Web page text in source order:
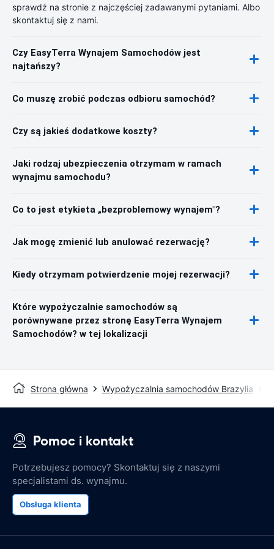
sprawdź na stronie z najczęściej zadawanymi pytaniami. Albo
skontaktuj się z nami.
Czy EasyTerra Wynajem Samochodów jest
najtańszy?
Co muszę zrobić podczas odbioru samochód?
Czy są jakieś dodatkowe koszty?
Jaki rodzaj ubezpieczenia otrzymam w ramach
wynajmu samochodu?
Co to jest etykieta „bezproblemowy wynajem"?
Jak mogę zmienić lub anulować rezerwację?
Kiedy otrzymam potwierdzenie mojej rezerwacji?
Które wypożyczalnie samochodów są
porównywane przez stronę EasyTerra Wynajem
Samochodów? w tej lokalizacji
Strona główna Wypożyczalnia samochodów Brazylia
Pomoc i kontakt
Potrzebujesz pomocy? Skontaktuj się z naszymi
specjalistami ds. wynajmu.
Obsługa klienta